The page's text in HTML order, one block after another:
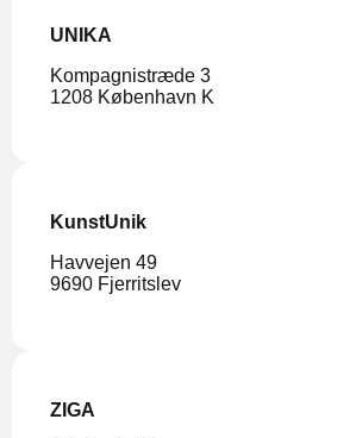
UNIKA
Kompagnistræde 3
1208 København K
KunstUnik
Havvejen 49
9690 Fjerritslev
ZIGA